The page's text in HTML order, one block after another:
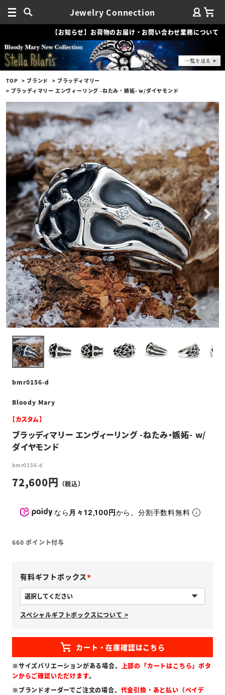
Jewelry Connection
【お知らせ】お荷物のお届け・お問い合わせ業務について
TOP ブランド
ブラッディマリー
ブラッディマリー エンヴィーリング -ねたみ・嫉妬- w/ダイヤモンド
bmr0156-d
Bloody Mary
【カスタム】
ブラッディマリー エンヴィーリング -ねたみ・嫉妬- w/
ダイヤモンド
bmr0156-d
72,600
なら 月々12,100円から。分割手数料無料
660 ポイント付与
有料ギフトボックス
必
須
)
スペシャルギフトボックスについて >
※サイズバリエーションがある場合、 上部の「カートはこちら」ボタ
ンからご確認いただけます。
※ブランドオーダーでご注文の場合、 代金引換・あと払い（ペイデ